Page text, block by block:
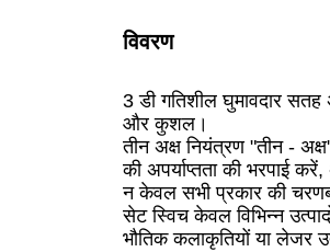
विवरण
3 डी गतिशील घुमावदार
और कुशल।
तीन अक्ष नियंत्रण "तीन -
की अपर्याप्तता की भरपाई
न केवल सभी प्रकार की
सेट स्विच केवल विभिन्न
भौतिक कलाकृतियों या लेजर